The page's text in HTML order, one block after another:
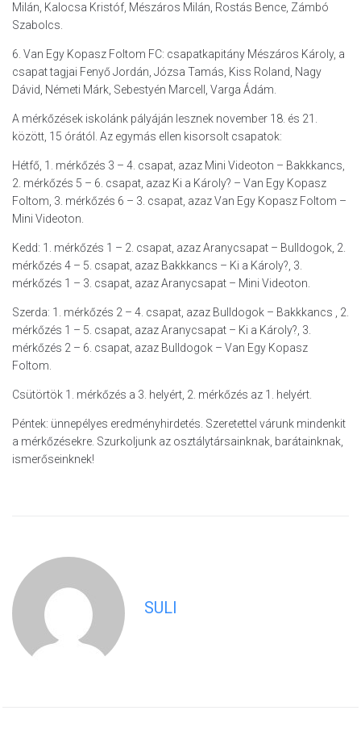
Milán, Kalocsa Kristóf, Mészáros Milán, Rostás Bence, Zámbó
Szabolcs.
6. Van Egy Kopasz Foltom FC: csapatkapitány Mészáros Károly, a
csapat tagjai Fenyő Jordán, Józsa Tamás, Kiss Roland, Nagy
Dávid, Németi Márk, Sebestyén Marcell, Varga Ádám.
A mérkőzések iskolánk pályáján lesznek november 18. és 21.
között, 15 órától. Az egymás ellen kisorsolt csapatok:
Hétfő, 1. mérkőzés 3 – 4. csapat, azaz Mini Videoton – Bakkkancs,
2. mérkőzés 5 – 6. csapat, azaz Ki a Károly? – Van Egy Kopasz
Foltom, 3. mérkőzés 6 – 3. csapat, azaz Van Egy Kopasz Foltom –
Mini Videoton.
Kedd: 1. mérkőzés 1 – 2. csapat, azaz Aranycsapat – Bulldogok, 2.
mérkőzés 4 – 5. csapat, azaz Bakkkancs – Ki a Károly?, 3.
mérkőzés 1 – 3. csapat, azaz Aranycsapat – Mini Videoton.
Szerda: 1. mérkőzés 2 – 4. csapat, azaz Bulldogok – Bakkkancs , 2.
mérkőzés 1 – 5. csapat, azaz Aranycsapat – Ki a Károly?, 3.
mérkőzés 2 – 6. csapat, azaz Bulldogok – Van Egy Kopasz
Foltom.
Csütörtök 1. mérkőzés a 3. helyért, 2. mérkőzés az 1. helyért.
Péntek: ünnepélyes eredményhirdetés. Szeretettel várunk mindenkit
a mérkőzésekre. Szurkoljunk az osztálytársainknak, barátainknak,
ismerőseinknek!
SULI